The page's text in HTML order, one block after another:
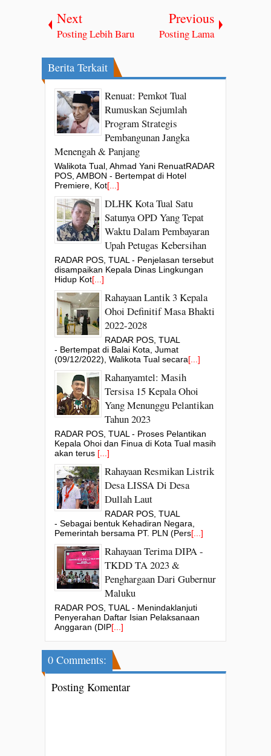
Next
Posting Lebih Baru
Previous
Posting Lama
Berita Terkait
Renuat: Pemkot Tual
Rumuskan Sejumlah
Program Strategis
Pembangunan Jangka
Menengah & Panjang
Walikota Tual, Ahmad Yani RenuatRADAR
POS, AMBON - Bertempat di Hotel
Premiere, Kot[...]
DLHK Kota Tual Satu
Satunya OPD Yang Tepat
Waktu Dalam Pembayaran
Upah Petugas Kebersihan
RADAR POS, TUAL - Penjelasan tersebut
disampaikan Kepala Dinas Lingkungan
Hidup Kot[...]
Rahayaan Lantik 3 Kepala
Ohoi Definitif Masa Bhakti
2022-2028
RADAR POS, TUAL
- Bertempat di Balai Kota, Jumat
(09/12/2022), Walikota Tual secara[...]
Rahanyamtel: Masih
Tersisa 15 Kepala Ohoi
Yang Menunggu Pelantikan
Tahun 2023
RADAR POS, TUAL - Proses Pelantikan
Kepala Ohoi dan Finua di Kota Tual masih
akan terus [...]
Rahayaan Resmikan Listrik
Desa LISSA Di Desa
Dullah Laut
RADAR POS, TUAL
- Sebagai bentuk Kehadiran Negara,
Pemerintah bersama PT. PLN (Pers[...]
Rahayaan Terima DIPA -
TKDD TA 2023 &
Penghargaan Dari Gubernur
Maluku
RADAR POS, TUAL - Menindaklanjuti
Penyerahan Daftar Isian Pelaksanaan
Anggaran (DIP[...]
0 Comments:
Posting Komentar